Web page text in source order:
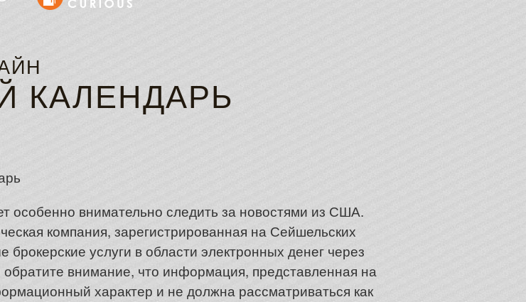
КАЛЕНДАРЬ
особенно внимательно следить за новостями из США.
компания, зарегистрированная на Сейшельских
услуги в области электронных денег через
внимание, что информация, представленная на
характер и не должна рассматриваться как